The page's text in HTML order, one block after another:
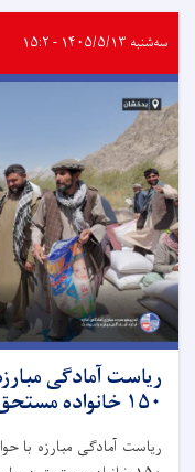
سه‌شنبه ۱۴۰۵/۵/۱۳ - ۱۵:۲
ریاست آمادگی
۱۵۰ خانواده مستحق کمک‌های غذایی توزیع کرد
ریاست آمادگی مبارزه با